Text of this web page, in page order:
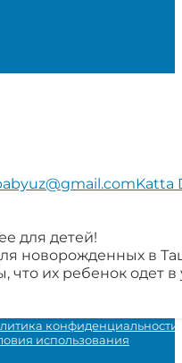
Katta
в YouTube
для детей!
новорожденных в
что их ребенок одет
конфиденциальности
использования